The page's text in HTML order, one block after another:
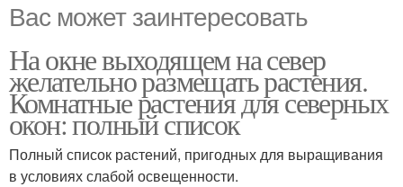
Вас может заинтересовать
На окне выходящем на север
желательно размещать растения.
Комнатные растения для северных
окон: полный список
Полный список растений, пригодных для выращивания
в условиях слабой освещенности.